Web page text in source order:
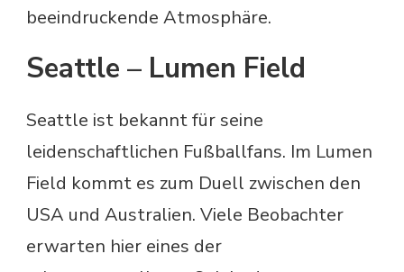
beeindruckende Atmosphäre.
Seattle – Lumen Field
Seattle ist bekannt für seine
leidenschaftlichen Fußballfans. Im Lumen
Field kommt es zum Duell zwischen den
USA und Australien. Viele Beobachter
erwarten hier eines der